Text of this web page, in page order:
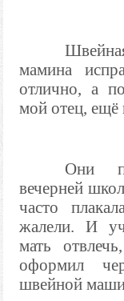
мамина
отлично, а
мой отец, ещё
Они
вечерней
часто
жалели. И
мать
оформил
швейной